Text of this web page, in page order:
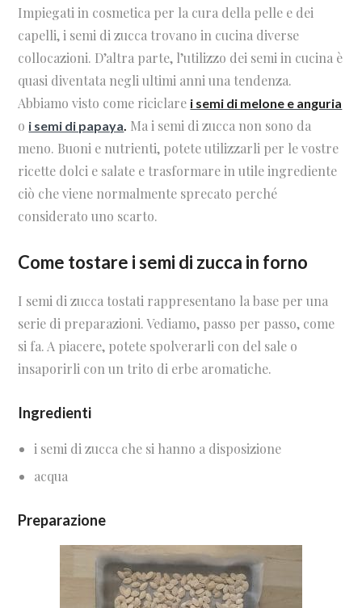
Impiegati in cosmetica per la cura della pelle e dei
capelli, i semi di zucca trovano in cucina diverse
collocazioni. D’altra parte, l’utilizzo dei semi in cucina è
quasi diventata negli ultimi anni una tendenza.
Abbiamo visto come riciclare i semi di melone e anguria
o i semi di papaya. Ma i semi di zucca non sono da
meno. Buoni e nutrienti, potete utilizzarli per le vostre
ricette dolci e salate e trasformare in utile ingrediente
ciò che viene normalmente sprecato perché
considerato uno scarto.
Come tostare i semi di zucca in forno
I semi di zucca tostati rappresentano la base per una
serie di preparazioni. Vediamo, passo per passo, come
si fa. A piacere, potete spolverarli con del sale o
insaporirli con un trito di erbe aromatiche.
Ingredienti
i semi di zucca che si hanno a disposizione
acqua
Preparazione